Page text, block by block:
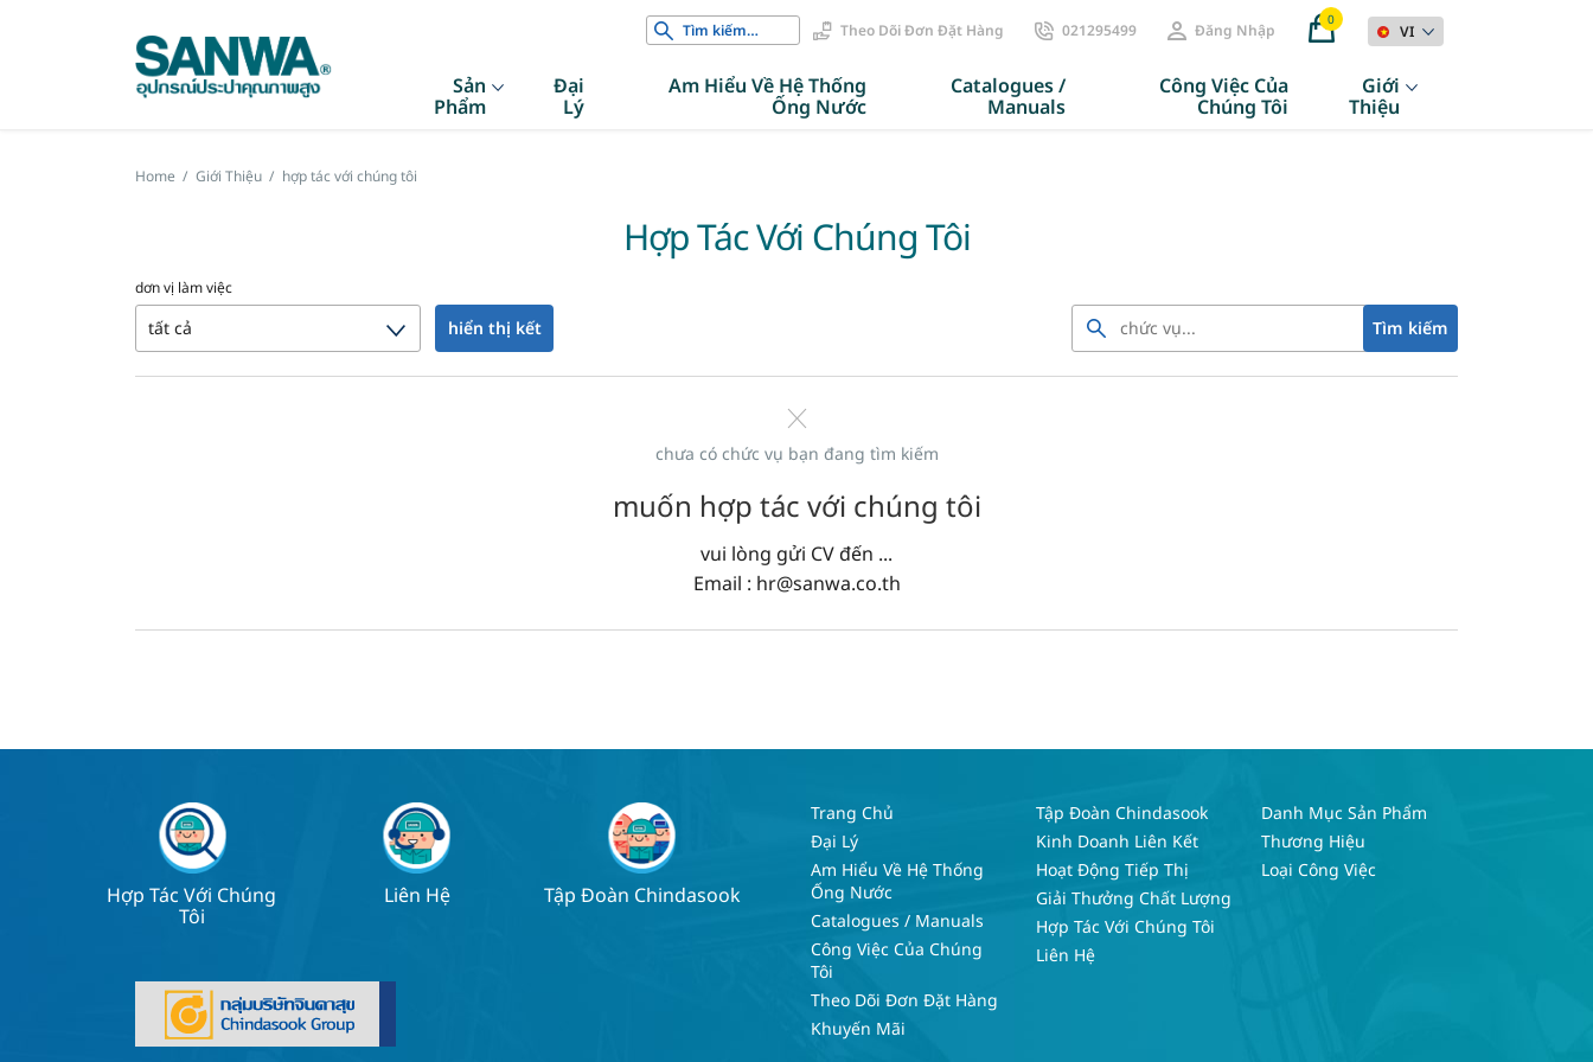
Search
for:
Theo Dõi Đơn Đặt Hàng 021295499 Đăng Nhập 0
VI
Sản
Phẩm
Đại
Lý
Am Hiểu Về Hệ Thống
Ống Nước
Catalogues /
Manuals
Công Việc Của
Chúng Tôi
Giới
Thiệu
Home / Giới Thiệu / hợp tác với chúng tôi
Hợp Tác Với Chúng Tôi
dơn vị làm việc
hiển thị kết Tìm kiếm
chưa có chức vụ bạn đang tìm kiếm
muốn hợp tác với chúng tôi
vui lòng gửi CV đến ...
Email : hr@sanwa.co.th
Hợp Tác Với Chúng
Tôi
Liên Hệ Tập Đoàn Chindasook
Trang Chủ
Đại Lý
Am Hiểu Về Hệ Thống
Ống Nước
Catalogues / Manuals
Công Việc Của Chúng
Tôi
Theo Dõi Đơn Đặt Hàng
Khuyến Mãi
Tập Đoàn Chindasook
Kinh Doanh Liên Kết
Hoạt Động Tiếp Thị
Giải Thưởng Chất Lượng
Hợp Tác Với Chúng Tôi
Liên Hệ
Danh Mục Sản Phẩm
Thương Hiệu
Loại Công Việc